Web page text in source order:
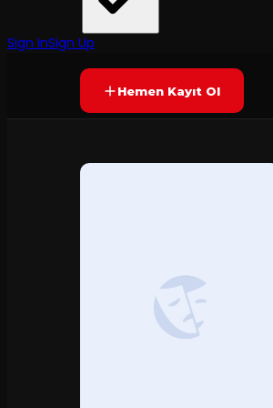
Sign InSign UpYAKINDA Yetersiz oy
Hemen Kayıt Ol